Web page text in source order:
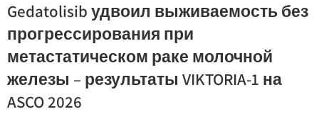
Gedatolisib удвоил выживаемость без
прогрессирования при
метастатическом раке молочной
железы – результаты VIKTORIA-1 на
ASCO 2026